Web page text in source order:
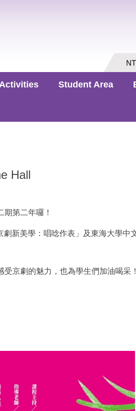
Student Area
Hall
第二年囉！
劇新美學：唱唸作表」及東海大學中
京劇的魅力，也為學生們加油喝采！